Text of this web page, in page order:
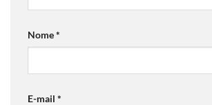
Nome*
E-mail *